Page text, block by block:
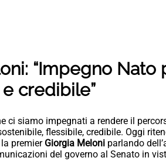
“Impegno Nato
credibile”
ci siamo impegnati a rendere il
flessibile, credibile. Oggi
premier Giorgia Meloni parlando
del governo al Senato in